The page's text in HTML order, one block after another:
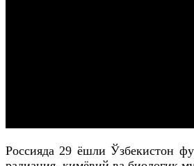
Россияда 29 ёшли Ўзбекистон